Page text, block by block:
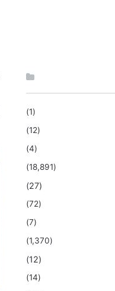
(1)
(12)
(4)
(18,891)
(27)
(72)
(7)
(1,370)
(12)
(14)